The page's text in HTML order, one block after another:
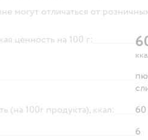
могут отличаться от
ценность на 100 г:
(на 100г продукта), ккал:
60
6